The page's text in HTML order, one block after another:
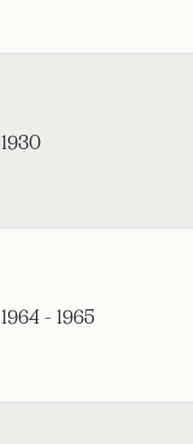
1930
1964 - 1965